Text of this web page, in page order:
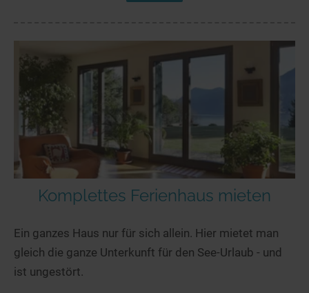
Komplettes Ferienhaus mieten
Ein ganzes Haus nur für sich allein. Hier mietet man
gleich die ganze Unterkunft für den See-Urlaub - und
ist ungestört.